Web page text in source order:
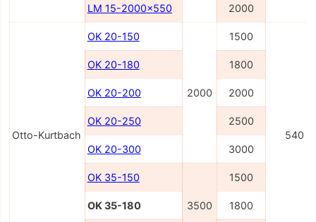
LM 15-2000x550 2000
Otto-Kurtbach
OK 20-150
2000
1500
540
OK 20-180 1800
OK 20-200 2000
OK 20-250 2500
OK 20-300 3000
OK 35-150
3500
1500
OK 35-180 1800